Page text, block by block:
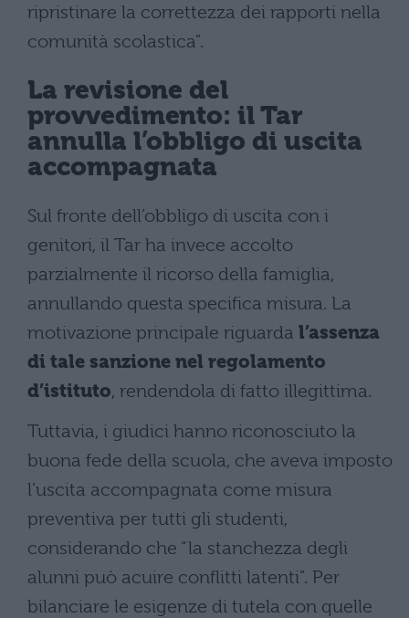
ripristinare la correttezza dei rapporti nella
comunità scolastica”.
La revisione del
provvedimento: il Tar
annulla l’obbligo di uscita
accompagnata
Sul fronte dell’obbligo di uscita con i
genitori, il Tar ha invece accolto
parzialmente il ricorso della famiglia,
annullando questa specifica misura. La
motivazione principale riguarda l’assenza
di tale sanzione nel regolamento
d’istituto, rendendola di fatto illegittima.
Tuttavia, i giudici hanno riconosciuto la
buona fede della scuola, che aveva imposto
l’uscita accompagnata come misura
preventiva per tutti gli studenti,
considerando che “la stanchezza degli
alunni può acuire conflitti latenti”. Per
bilanciare le esigenze di tutela con quelle